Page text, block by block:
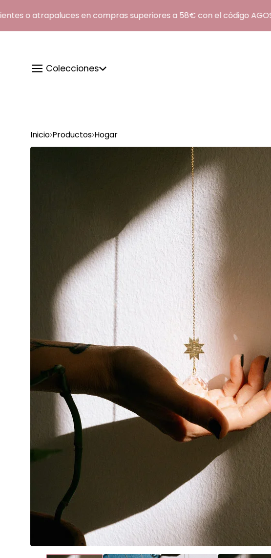
o atrapaluces en compras superiores a 58€ con el código AGOSTO
Colecciones
Inicio Productos Hogar